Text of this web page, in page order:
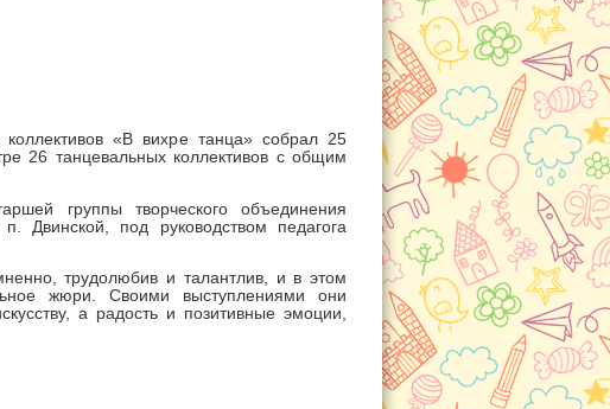
«В вихре танца» собрал 25
26 танцевальных коллективов с общим
группы творческого объединения
под руководством педагога
трудолюбив и талантлив, и в этом
жюри.
Своими выступлениями они
а радость и позитивные эмоции,